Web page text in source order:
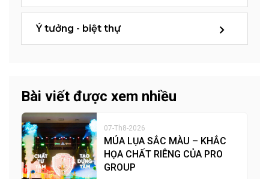
Ý tưởng - biệt thự
Bài viết được xem nhiều
07-Th8-2026
MÚA LỤA SẮC MÀU – KHẮC
HỌA CHẤT RIÊNG CỦA PRO
GROUP